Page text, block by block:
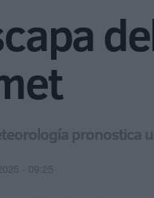
- 09:25